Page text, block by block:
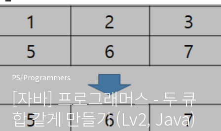
PS/Programmers
[자바] 프로그래머스 - 두 큐
합 같게 만들기 (Lv2, Java)